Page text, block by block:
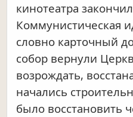
кинотеатра
Коммунистическая
словно карточный
собор вернули
возрождать,
начались
было восстановить